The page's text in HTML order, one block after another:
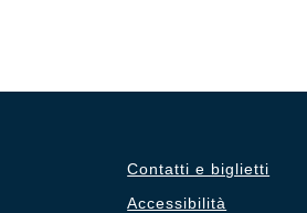
Contatti e biglietti
Accessibilità